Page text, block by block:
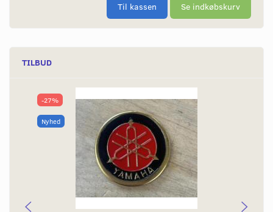
Til kassen Se indkøbskurv
TILBUD
-27%
Nyhed